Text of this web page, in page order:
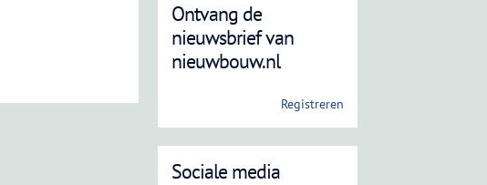
Ontvang de
nieuwsbrief van
nieuwbouw.nl
Registreren
Sociale media